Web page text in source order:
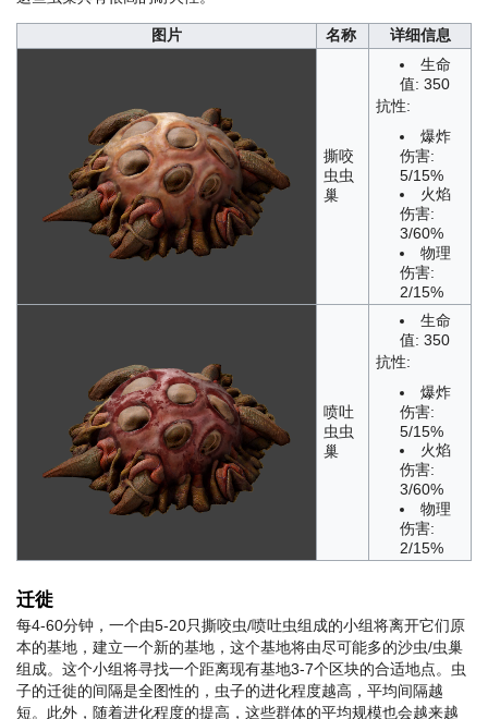
图片 名称 详细信息
撕咬
虫虫
巢
生命
值: 350
抗性:
爆炸
伤害:
5/15%
火焰
伤害:
3/60%
物理
伤害:
2/15%
喷吐
虫虫
巢
生命
值: 350
抗性:
爆炸
伤害:
5/15%
火焰
伤害:
3/60%
物理
伤害:
2/15%
迁徙
每4-60分钟，一个由5-20只撕咬虫/喷吐虫组成的小组将离开它们原
本的基地，建立一个新的基地，这个基地将由尽可能多的沙虫/虫巢
组成。这个小组将寻找一个距离现有基地3-7个区块的合适地点。虫
子的迁徙的间隔是全图性的，虫子的进化程度越高，平均间隔越
短。此外，随着进化程度的提高，这些群体的平均规模也会越来越